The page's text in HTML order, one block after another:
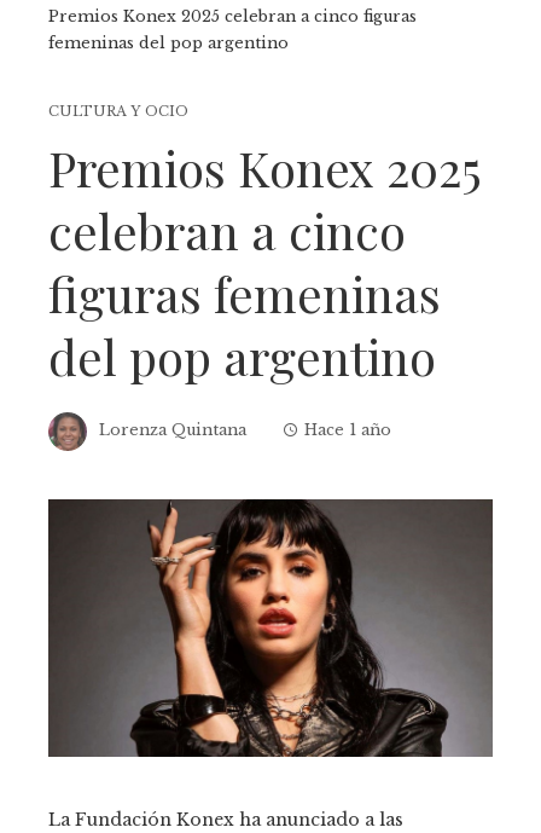
Premios Konex 2025 celebran a cinco figuras
femeninas del pop argentino
CULTURA Y OCIO
Premios Konex 2025
celebran a cinco
figuras femeninas
del pop argentino
Lorenza Quintana Hace 1 año
La Fundación Konex ha anunciado a las